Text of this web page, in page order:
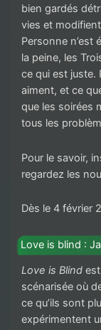
bien gardés
vies et
Personne n’est
la peine, les
ce qui est juste.
aiment, et ce
que les soirées
tous les
Pour le savoir,
regardez les
Dès le 4 février
Love is blind :
Love is Blind
scénarisée où
ce qu’ils sont
expérimentent